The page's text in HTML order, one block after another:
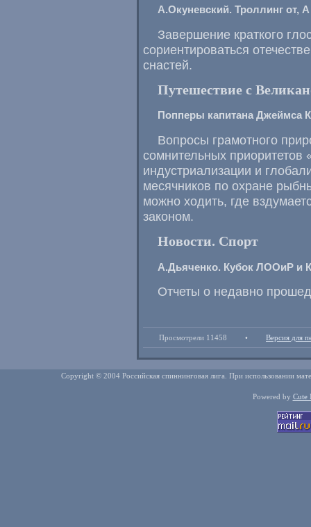
А.Окуневский. Троллинг от,
Завершение краткого
сориентироваться
снастей.
Путешествие с
Попперы капитана Джеймса
Вопросы грамотного
сомнительных приоритетов
индустриализации и
месячников по охране
можно ходить, где
законом.
Новости. Спорт
А.Дьяченко. Кубок ЛООиР и
Отчеты о недавно
Просмотрели 11458 • Версия для
Copyright © 2004 Российская спиннинговая лига. При использовании
Powered by Cute